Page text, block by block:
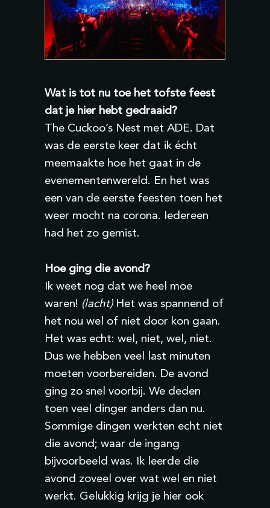
Wat is tot nu toe het tofste feest
dat je hier hebt gedraaid?
The Cuckoo’s Nest met ADE. Dat
was de eerste keer dat ik écht
meemaakte hoe het gaat in de
evenementenwereld. En het was
een van de eerste feesten toen het
weer mocht na corona. Iedereen
had het zo gemist.
Hoe ging die avond?
Ik weet nog dat we heel moe
waren! (lacht)Het was spannend of
het nou wel of niet door kon gaan.
Het was echt: wel, niet, wel, niet.
Dus we hebben veel last minuten
moeten voorbereiden. De avond
ging zo snel voorbij. We deden
toen veel dinger anders dan nu.
Sommige dingen werkten echt niet
die avond; waar de ingang
bijvoorbeeld was. Ik leerde die
avond zoveel over wat wel en niet
werkt. Gelukkig krijg je hier ook